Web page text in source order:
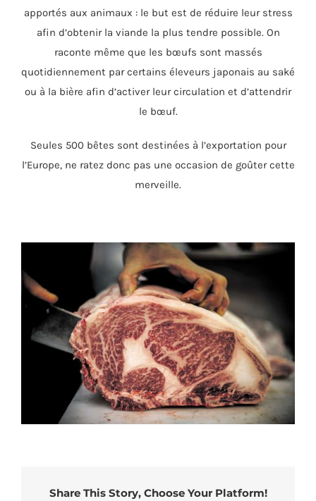
apportés aux animaux : le but est de réduire leur stress
afin d’obtenir la viande la plus tendre possible. On
raconte même que les bœufs sont massés
quotidiennement par certains éleveurs japonais au saké
ou à la bière afin d’activer leur circulation et d’attendrir
le bœuf.
Seules 500 bêtes sont destinées à l’exportation pour
l’Europe, ne ratez donc pas une occasion de goûter cette
merveille.
Share This Story, Choose Your Platform!